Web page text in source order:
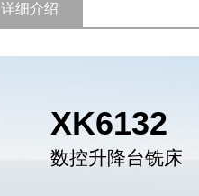
详细介绍
XK6132
数控升降台铣床